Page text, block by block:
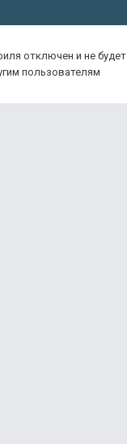
отключен и не будет
пользователям